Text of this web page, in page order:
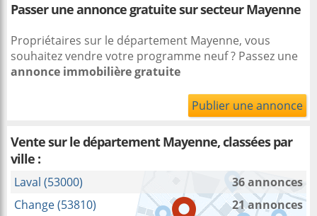
Passer une annonce gratuite sur secteur Mayenne
Propriétaires sur le département Mayenne, vous
souhaitez vendre votre programme neuf ? Passez une
annonce immobilière gratuite
Publier une annonce
Vente sur le département Mayenne, classées par
ville :
Laval (53000)
36 annonces
Change (53810)
21 annonces